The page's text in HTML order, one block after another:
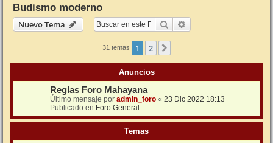
Budismo moderno
Nuevo Tema
Buscar
31 temas 1 2
Anuncios
Reglas Foro Mahayana
Último mensaje por admin_foro « 23 Dic 2022 18:13
Publicado en Foro General
Temas